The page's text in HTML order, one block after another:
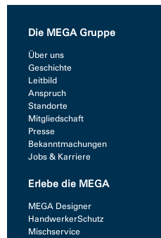
Die MEGA Gruppe
Über uns
Geschichte
Leitbild
Anspruch
Standorte
Mitgliedschaft
Presse
Bekanntmachungen
Jobs & Karriere
Erlebe die MEGA
MEGA Designer
HandwerkerSchutz
Mischservice